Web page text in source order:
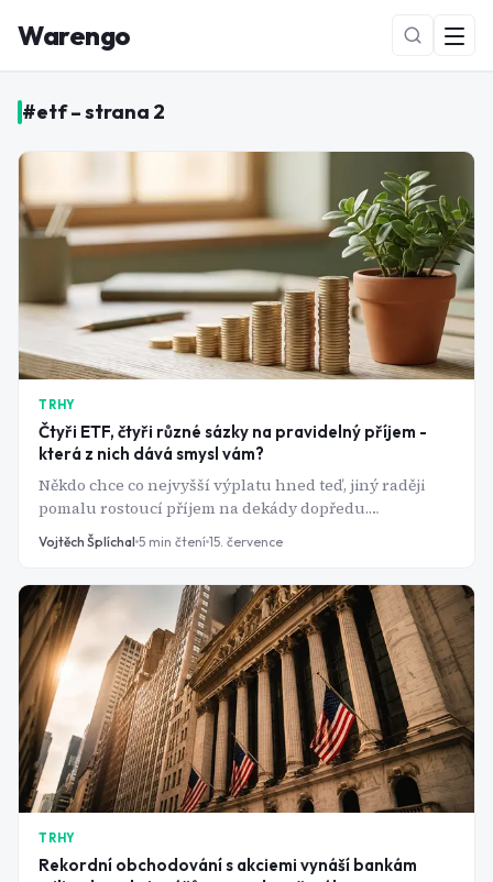
Warengo
#etf– strana 2
TRHY
Čtyři ETF, čtyři různé sázky na pravidelný příjem -
která z nich dává smysl vám?
Někdo chce co nejvyšší výplatu hned teď, jiný raději
pomalu rostoucí příjem na dekády dopředu.
Dividendové ETF nabízejí obojí, ale zřídka obojí
najednou.
Vojtěch Šplíchal 5 min čtení 15. července
TRHY
Rekordní obchodování s akciemi vynáší bankám